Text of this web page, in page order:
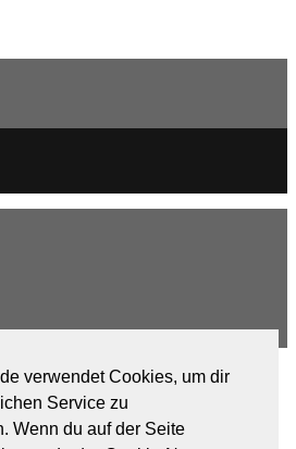
verwendet Cookies, um dir
Service zu
Wenn du auf der Seite